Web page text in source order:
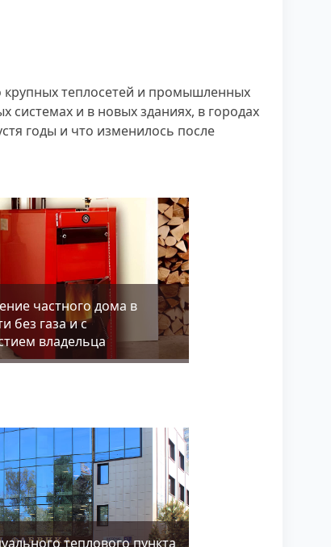
крупных теплосетей и промышленных
системах и в новых зданиях, в городах
годы и что изменилось после
частного дома в
без газа и с
владельца
теплового пункта